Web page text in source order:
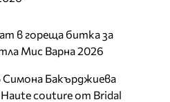
в гореща битка за
Мис Варна 2026
Симона Бакърджиева
couture от Bridal